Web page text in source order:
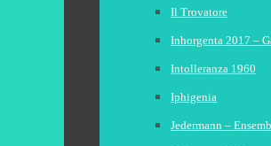
Il Trovatore
Inhorgenta 2017 –
Intolleranza 1960
Iphigenia
Jedermann –